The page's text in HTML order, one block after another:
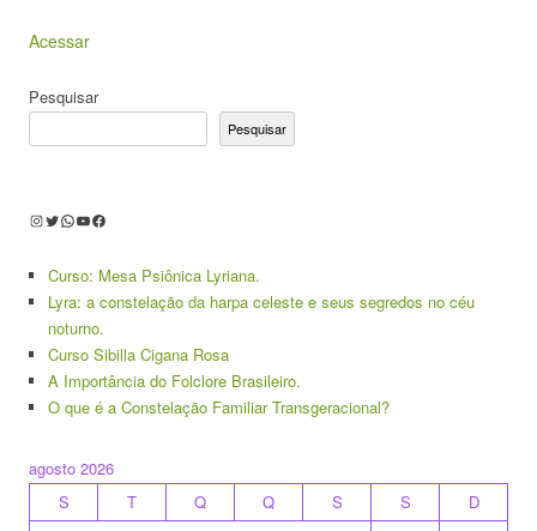
Acessar
Pesquisar
Pesquisar
Instagram
Twitter
WhatsApp
Youtube
Facebook
Curso: Mesa Psiônica Lyriana.
Lyra: a constelação da harpa celeste e seus segredos no céu
noturno.
Curso Sibilla Cigana Rosa
A Importância do Folclore Brasileiro.
O que é a Constelação Familiar Transgeracional?
agosto 2026
S
T Q Q S S
D